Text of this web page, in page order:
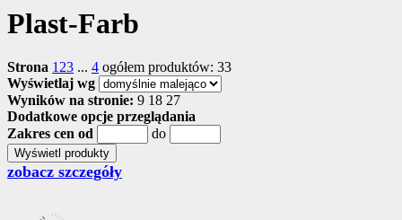
Plast-Farb
Strona 1 23 ... 4 ogółem produktów: 33
Wyświetlaj wg
Wyników na stronie: 9 18 27
Dodatkowe opcje przeglądania
Zakres cen od
do
zobacz szczegóły